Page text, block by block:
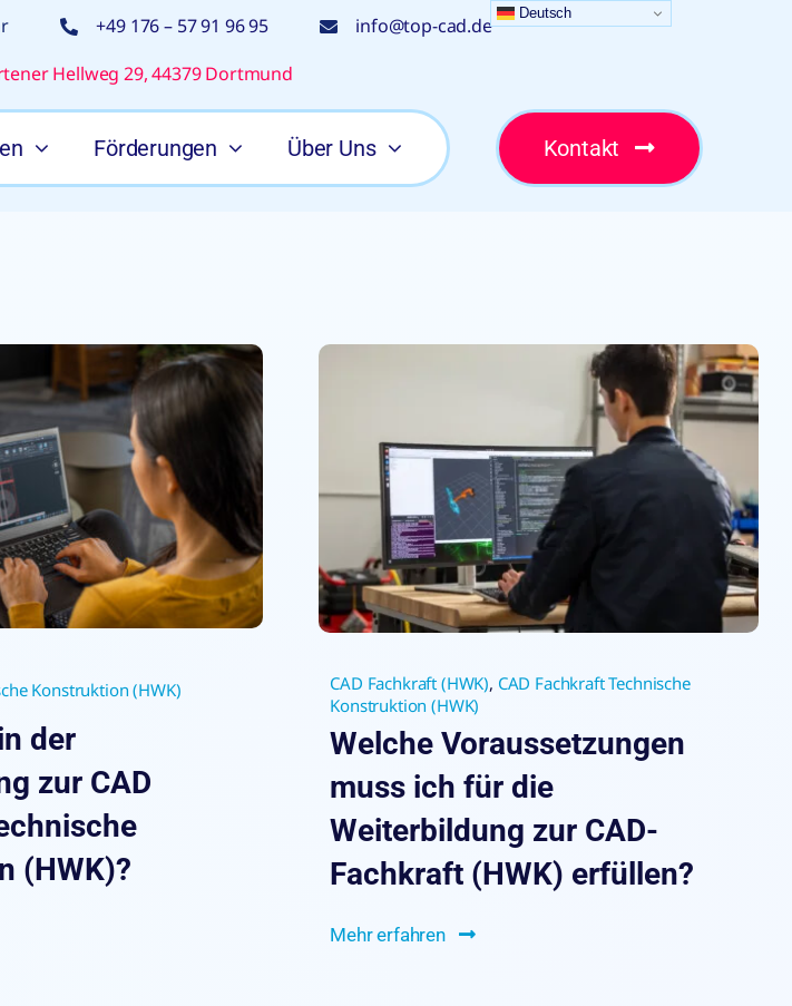
+49 176 – 57 91 96 95
info@top-cad.de
Hellweg 29, 44379 Dortmund
Förderungen Über Uns Kontakt
Konstruktion (HWK)
der
zur CAD
(HWK)?
CAD Fachkraft (HWK), CAD Fachkraft Technische
Konstruktion (HWK)
Welche Voraussetzungen
muss ich für die
Weiterbildung zur CAD-
Fachkraft (HWK) erfüllen?
Mehr erfahren
Deutsch